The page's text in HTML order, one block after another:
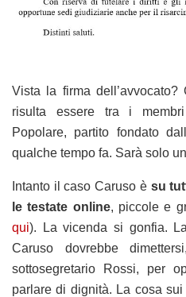
Vista la firma dell’avvocato?
risulta essere tra i
Popolare, partito fondato
qualche tempo fa. Sarà solo
Intanto il caso Caruso è su
le testate online, piccole e
qui). La vicenda si gonfia.
Caruso dovrebbe
sottosegretario Rossi, per
parlare di dignità. La cosa